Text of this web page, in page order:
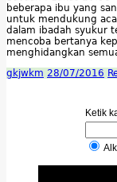
beberapa ibu yang
untuk mendukung
dalam ibadah syukur
mencoba bertanya
menghidangkan
gkjwkm 28/07/2016
Ketik